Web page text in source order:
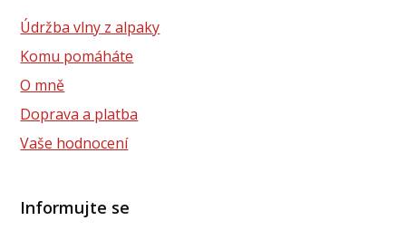
Údržba vlny z alpaky
Komu pomáháte
O mně
Doprava a platba
Vaše hodnocení
Informujte se